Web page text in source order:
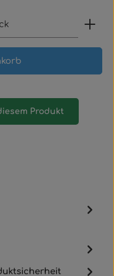
Wert
Produkt